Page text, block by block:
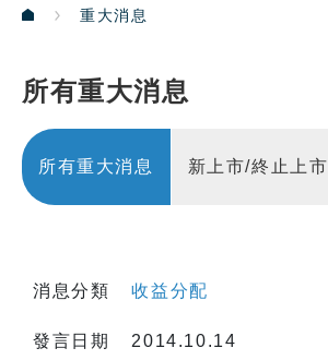
重大消息
所有重大消息
所有重大消息 新上市/終止上市
消息分類 收益分配
發言日期 2014.10.14